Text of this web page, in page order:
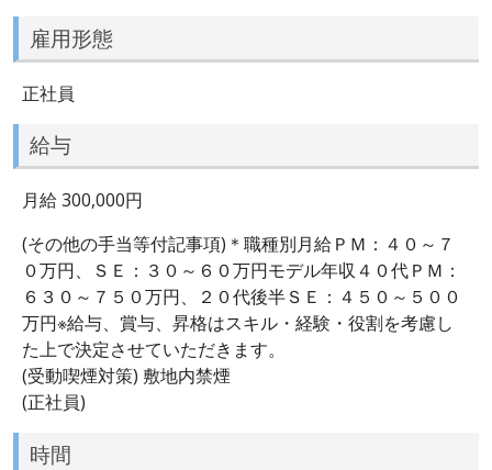
雇用形態
正社員
給与
月給 300,000円
(その他の手当等付記事項)＊職種別月給ＰＭ：４０～７
０万円、ＳＥ：３０～６０万円モデル年収４０代ＰＭ：
６３０～７５０万円、２０代後半ＳＥ：４５０～５００
万円※給与、賞与、昇格はスキル・経験・役割を考慮し
た上で決定させていただきます。
(受動喫煙対策) 敷地内禁煙
(正社員)
時間